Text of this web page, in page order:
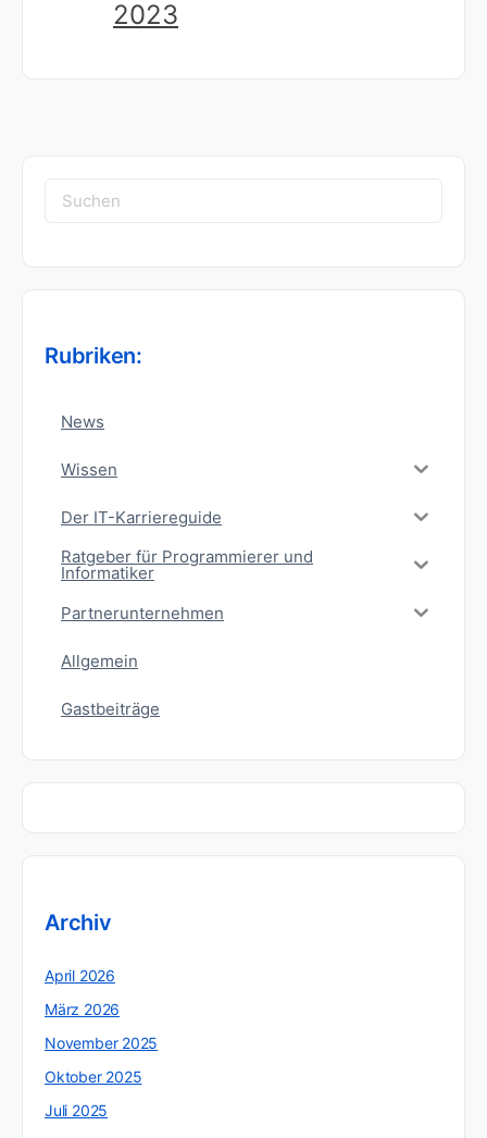
2023
Suchen
nach:
Rubriken:
News
Wissen
Der IT-Karriereguide
Ratgeber für Programmierer und
Informatiker
Partnerunternehmen
Allgemein
Gastbeiträge
Archiv
April 2026
März 2026
November 2025
Oktober 2025
Juli 2025